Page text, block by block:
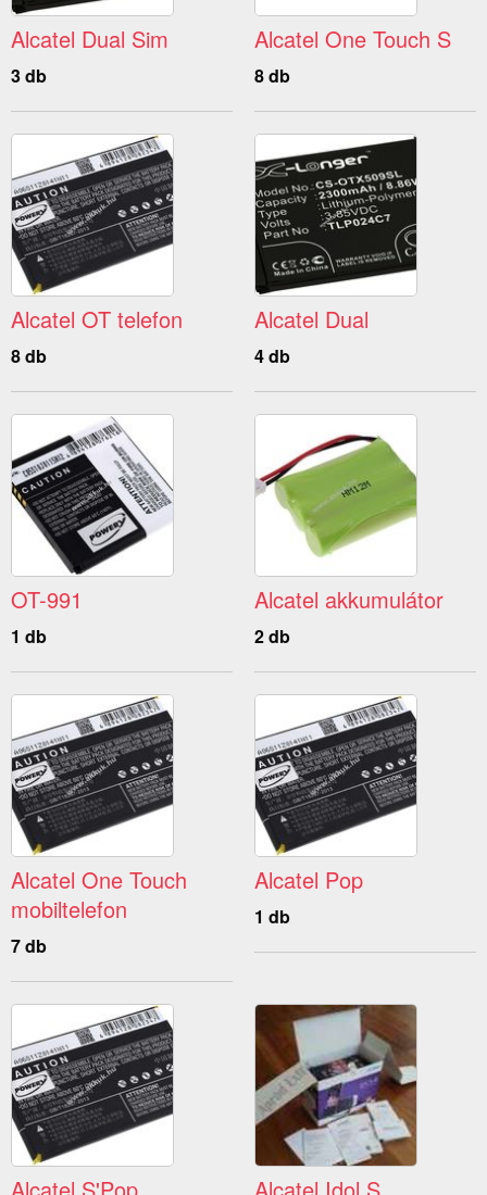
Alcatel Dual Sim
3 db
Alcatel One Touch S
8 db
Alcatel OT telefon
8 db
Alcatel Dual
4 db
OT-991
1 db
Alcatel akkumulátor
2 db
Alcatel One Touch
mobiltelefon
7 db
Alcatel Pop
1 db